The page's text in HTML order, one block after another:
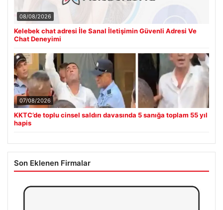
08/08/2026
Kelebek chat adresi İle Sanal İletişimin Güvenli Adresi Ve
Chat Deneyimi
07/08/2026
KKTC’de toplu cinsel saldırı davasında 5 sanığa toplam 55 yıl
hapis
Son Eklenen Firmalar